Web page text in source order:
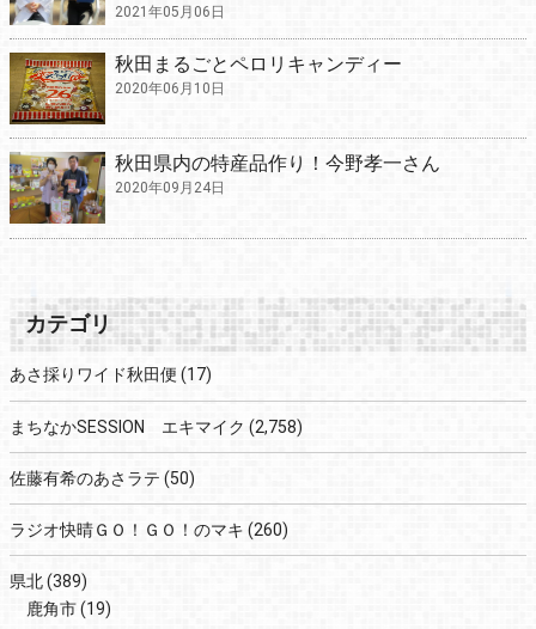
2021年05月06日
秋田まるごとペロリキャンディー
2020年06月10日
秋田県内の特産品作り！今野孝一さん
2020年09月24日
カテゴリ
あさ採りワイド秋田便 (17)
まちなかSESSION エキマイク (2,758)
佐藤有希のあさラテ (50)
ラジオ快晴ＧＯ！ＧＯ！のマキ (260)
県北(389)
鹿角市(19)